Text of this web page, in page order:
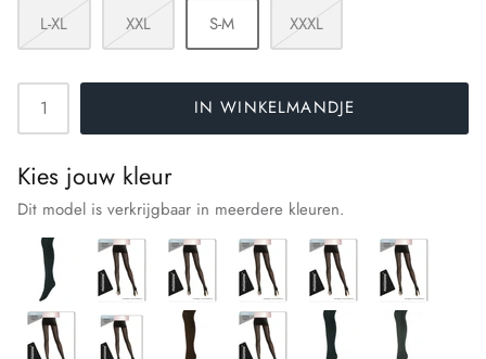
Esda
Falke
Footsie
Franzoni
G20
L-XL
XXL S-M XXXL
IN WINKELMANDJE
Kies jouw kleur
Dit model is verkrijgbaar in meerdere kleuren.